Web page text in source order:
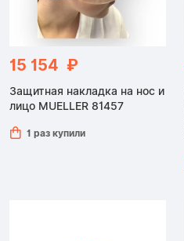
15 154 ₽
Защитная накладка на нос и
лицо MUELLER 81457
1 раз купили